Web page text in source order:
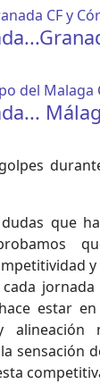
que
estar
sensación